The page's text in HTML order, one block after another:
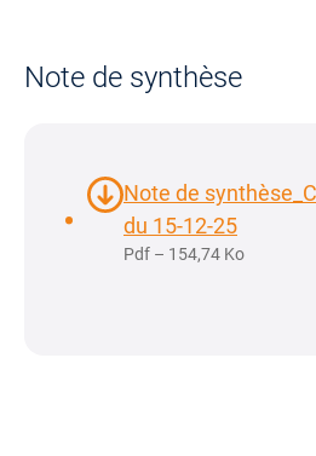
Note de synthèse
Note de
du 15-12-25
Pdf – 154,74 Ko